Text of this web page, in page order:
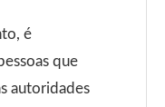
é
que
autoridades